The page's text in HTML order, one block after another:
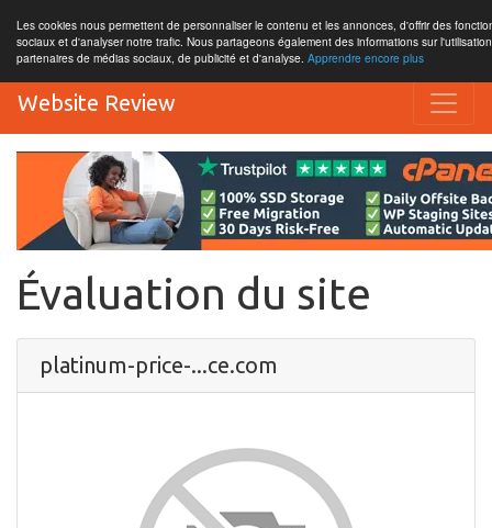
Les cookies nous permettent de personnaliser le contenu et les annonces, d'offrir des
sociaux et d'analyser notre trafic. Nous partageons également des informations sur
partenaires de médias sociaux, de publicité et d'analyse. Apprendre encore plus
Website Review
Évaluation du site
platinum-price-...ce.com